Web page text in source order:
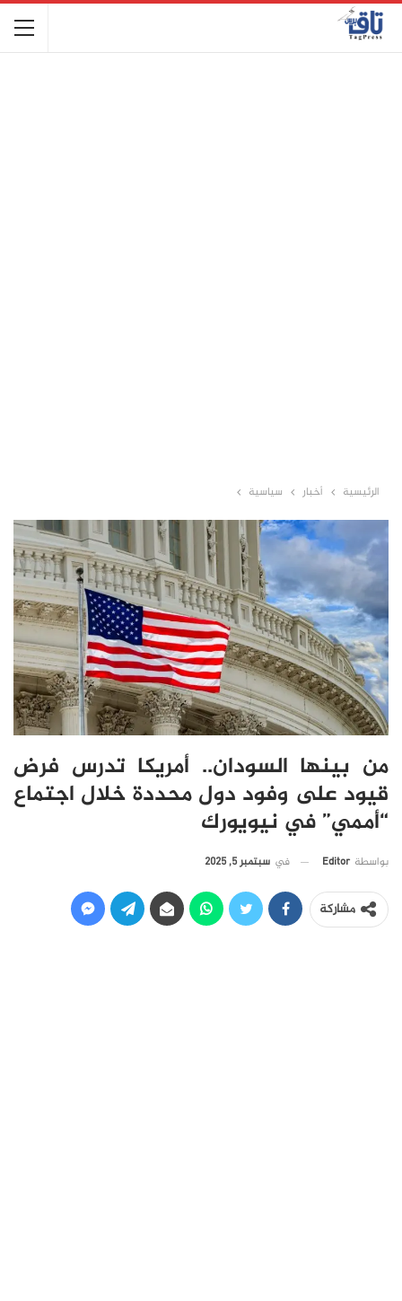
الرئيسية أخبار سياسية
من بينها السودان.. أمريكا تدرس فرض
قيود على وفود دول محددة خلال اجتماع
“أممي” في نيويورك
بواسطة Editor في سبتمبر 5, 2025
مشاركة